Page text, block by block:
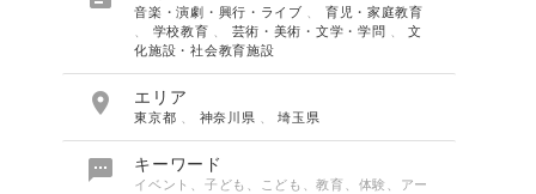
音楽・演劇・興行・ライブ
育児・家庭教育
学校教育 芸術・美術・文学・学問 、文
化施設・社会教育施設
 エリア
東京都 神奈川県 、埼玉県
 キーワード
イベント、子ども、こども、教育、体験、アー